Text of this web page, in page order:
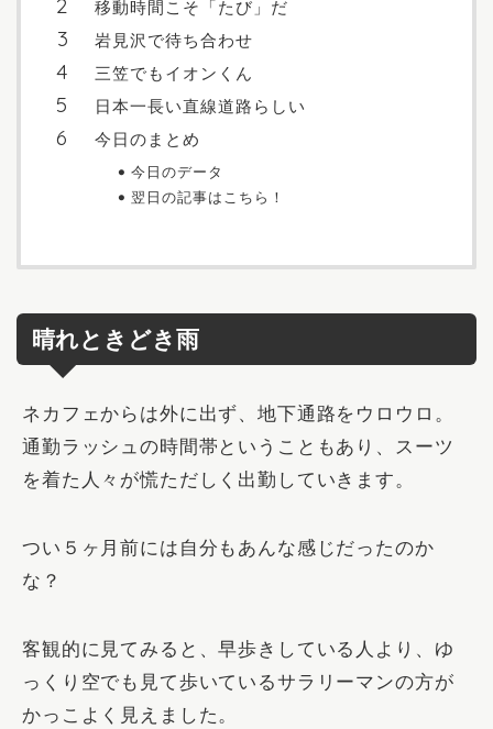
移動時間こそ「たび」だ
岩見沢で待ち合わせ
三笠でもイオンくん
日本一長い直線道路らしい
今日のまとめ
今日のデータ
翌日の記事はこちら！
晴れときどき雨
ネカフェからは外に出ず、地下通路をウロウロ。
通勤ラッシュの時間帯ということもあり、スーツ
を着た人々が慌ただしく出勤していきます。
つい５ヶ月前には自分もあんな感じだったのか
な？
客観的に見てみると、早歩きしている人より、ゆ
っくり空でも見て歩いているサラリーマンの方が
かっこよく見えました。